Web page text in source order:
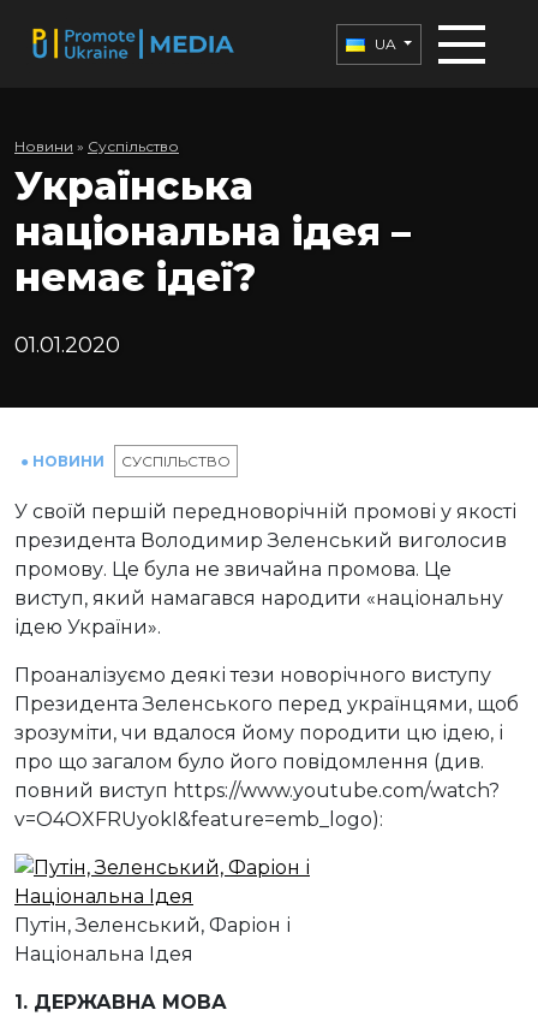
UA
Новини » Суспільство
Українська
національна ідея –
немає ідеї?
01.01.2020
● НОВИНИ СУСПІЛЬСТВО
У своїй першій передноворічній промові у якості
президента Володимир Зеленський виголосив
промову. Це була не звичайна промова. Це
виступ, який намагався народити «національну
ідею України».
Проаналізуємо деякі тези новорічного виступу
Президента Зеленського перед українцями, щоб
зрозуміти, чи вдалося йому породити цю ідею, і
про що загалом було його повідомлення (див.
повний виступ https://www.youtube.com/watch?
v=O4OXFRUyokI&feature=emb_logo):
Путін, Зеленський, Фаріон і
Національна Ідея
1. ДЕРЖАВНА МОВА